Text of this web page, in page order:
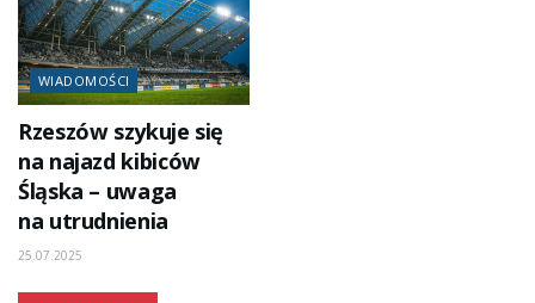
WIADOMOŚCI
Rzeszów szykuje się
na najazd kibiców
Śląska – uwaga
na utrudnienia
25.07.2025